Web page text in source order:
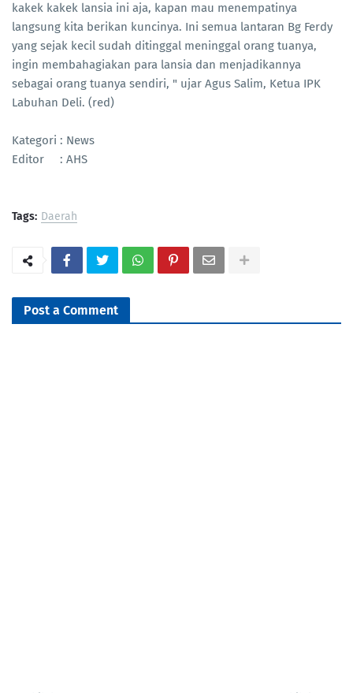
kakek kakek lansia ini aja, kapan mau menempatinya
langsung kita berikan kuncinya. Ini semua lantaran Bg Ferdy
yang sejak kecil sudah ditinggal meninggal orang tuanya,
ingin membahagiakan para lansia dan menjadikannya
sebagai orang tuanya sendiri, " ujar Agus Salim, Ketua IPK
Labuhan Deli. (red)
Kategori : News
Editor : AHS
Tags: Daerah
Post a Comment